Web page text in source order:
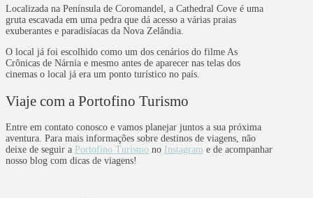
Localizada na Península de Coromandel, a Cathedral Cove é uma
gruta escavada em uma pedra que dá acesso a várias praias
exuberantes e paradisíacas da Nova Zelândia.
O local já foi escolhido como um dos cenários do filme As
Crônicas de Nárnia e mesmo antes de aparecer nas telas dos
cinemas o local já era um ponto turístico no país.
Viaje com a Portofino Turismo
Entre em contato conosco e vamos planejar juntos a sua próxima
aventura. Para mais informações sobre destinos de viagens, não
deixe de seguir a Portofino Turismo no Instagram e de acompanhar
nosso blog com dicas de viagens!